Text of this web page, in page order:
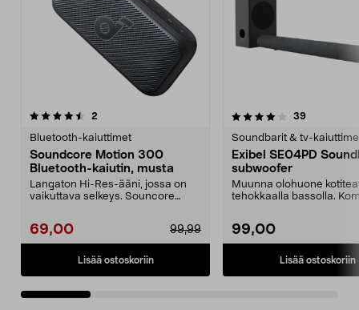
2
Bluetooth-kaiuttimet
Soundcore Motion 300
Bluetooth-kaiutin, musta
Langaton Hi-Res-ääni, jossa on
vaikuttava selkeys. Souncore
69,00 99,99
Lisää ostoskoriin
4.0 viidestä
39arvostelut
Soundbarit & tv-
Exibel SE04PD
subwoofer
Muunna olohuone
tehokkaalla bassolla.
99,00
Lisää ostoskoriin
4.0 viidestä